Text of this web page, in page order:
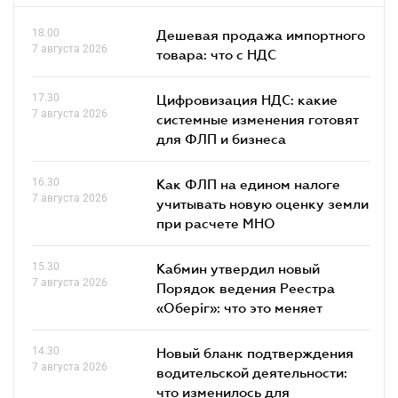
18.00
7 августа 2026
Дешевая продажа импортного
товара: что c НДС
17.30
7 августа 2026
Цифровизация НДС: какие
системные изменения готовят
для ФЛП и бизнеса
16.30
7 августа 2026
Как ФЛП на едином налоге
учитывать новую оценку земли
при расчете МНО
15.30
7 августа 2026
Кабмин утвердил новый
Порядок ведения Реестра
«Оберіг»: что это меняет
14.30
7 августа 2026
Новый бланк подтверждения
водительской деятельности:
что изменилось для